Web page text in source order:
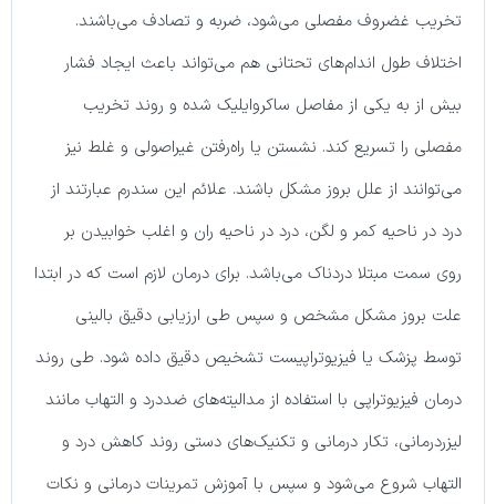
تخریب غضروف مفصلی می‌شود، ضربه و تصادف می‌باشند.
اختلاف طول اندام‌های تحتانی هم می‌تواند باعث ایجاد فشار
بیش از به یکی از مفاصل ساکروایلیک شده و روند تخریب
مفصلی را تسریع کند. نشستن یا راه‌رفتن غیراصولی و غلط نیز
می‌توانند از علل بروز مشکل باشند. علائم این سندرم عبارتند از
درد در ناحیه کمر و لگن، درد در ناحیه ران و اغلب خوابیدن بر
روی سمت مبتلا دردناک می‌باشد. برای درمان لازم است که در ابتدا
علت بروز مشکل مشخص و سپس طی ارزیابی دقیق بالینی
توسط پزشک یا فیزیوتراپیست تشخیص دقیق داده شود. طی روند
درمان فیزیوتراپی با استفاده از مدالیته‌های ضددرد و التهاب مانند
لیزردرمانی، تکار درمانی و تکنیک‌های دستی روند کاهش درد و
التهاب شروع می‌شود و سپس با آموزش تمرینات درمانی و نکات